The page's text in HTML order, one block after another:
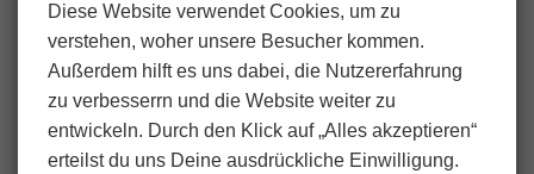
unseren Teil zum Umweltschutz beizutragen und
sicherzustellen, dass selbst Fahrzeuge am Ende ihrer
Lebensdauer respektvoll behandelt werden.
Insgesamt streben wir danach, nicht nur ein
Unternehmen fürAutoankauf in Landauzu sein,
Diese Website verwendet Cookies, um zu
verstehen, woher unsere Besucher kommen.
Außerdem hilft es uns dabei, die Nutzer­erfahrung
zu verbesserrn und die Website weiter zu
entwickeln. Durch den Klick auf „Alles akzeptieren“
erteilst du uns Deine ausdrückliche Einwilligung.